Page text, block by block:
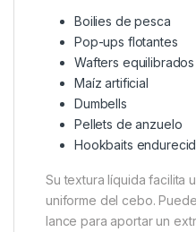
Boilies de pesca
Pop-ups flotantes
Wafters equilibrados
Maíz artificial
Dumbells
Pellets de anzuelo
Hookbaits
Su textura líquida facilita
uniforme del cebo.
lance para aportar un